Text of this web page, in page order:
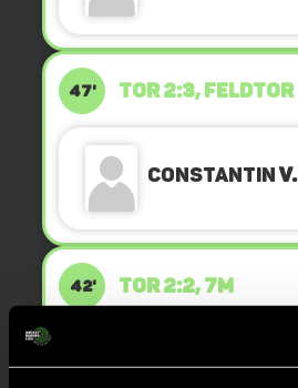
47' TOR 2:3, FELDTOR
Constantinv.
42' TOR 2:2, 7M
NicklasN.